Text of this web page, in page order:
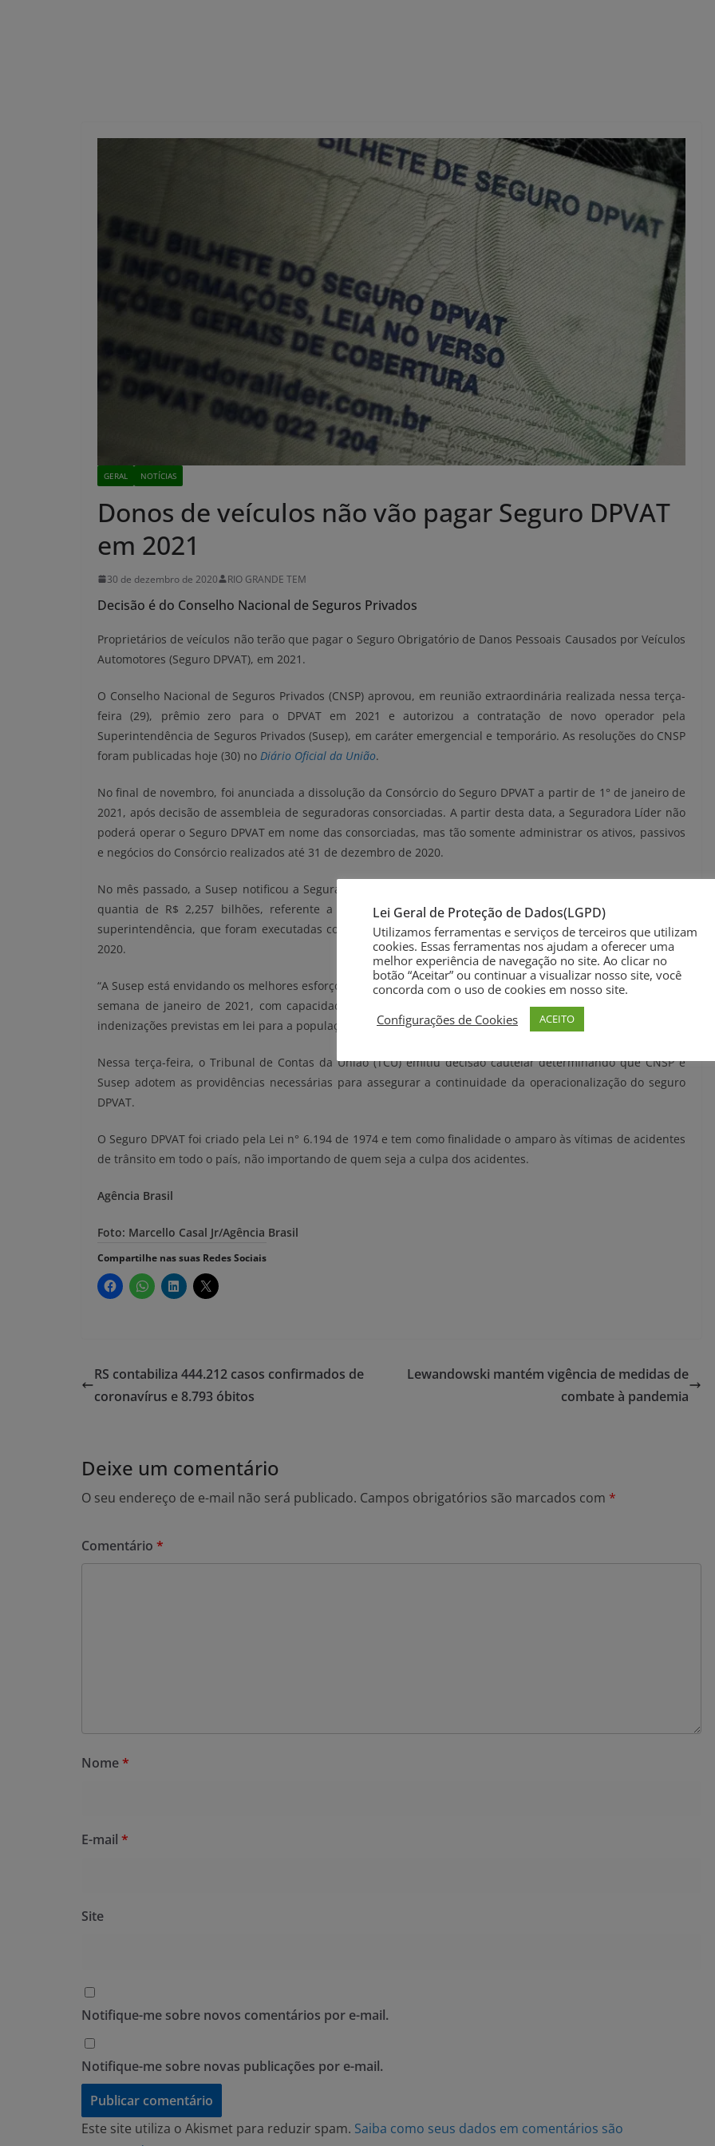
GERAL NOTÍCIAS
Donos de veículos não vão pagar Seguro DPVAT
em 2021
30 de dezembro de 2020 RIO GRANDE TEM
Decisão é do Conselho Nacional de Seguros Privados
Proprietários de veículos não terão que pagar o Seguro Obrigatório de Danos Pessoais Causados por Veículos
Automotores (Seguro DPVAT), em 2021.
O Conselho Nacional de Seguros Privados (CNSP) aprovou, em reunião extraordinária realizada nessa terça-
feira (29), prêmio zero para o DPVAT em 2021 e autorizou a contratação de novo operador pela
Superintendência de Seguros Privados (Susep), em caráter emergencial e temporário. As resoluções do CNSP
foram publicadas hoje (30) no Diário Oficial da União.
No final de novembro, foi anunciada a dissolução da Consórcio do Seguro DPVAT a partir de 1° de janeiro de
2021, após decisão de assembleia de seguradoras consorciadas. A partir desta data, a Seguradora Líder não
poderá operar o Seguro DPVAT em nome das consorciadas, mas tão somente administrar os ativos, passivos
e negócios do Consórcio realizados até 31 de dezembro de 2020.
No mês passado, a Susep notificou a Seguradora Líder a recolher ao caixa dos recursos do Seguro DPVAT a
quantia de R$ 2,257 bilhões, referente a 2.119 despesas consideradas irregulares pela fiscalização da
superintendência, que foram executadas com recursos públicos do seguro DPVAT entre os anos de 2008 e
2020.
“A Susep está envidando os melhores esforços para viabilizar a contratação de pessoa jurídica, já na primeira
semana de janeiro de 2021, com capacidade técnica e operacional para assumir o DPVAT, garantindo as
indenizações previstas em lei para a população brasileira”, diz a superintendência em nota.
Nessa terça-feira, o Tribunal de Contas da União (TCU) emitiu decisão cautelar determinando que CNSP e
Susep adotem as providências necessárias para assegurar a continuidade da operacionalização do seguro
DPVAT.
O Seguro DPVAT foi criado pela Lei n° 6.194 de 1974 e tem como finalidade o amparo às vítimas de acidentes
de trânsito em todo o país, não importando de quem seja a culpa dos acidentes.
Agência Brasil
Foto: Marcello Casal Jr/Agência Brasil
Compartilhe nas suas Redes Sociais
RS contabiliza 444.212 casos confirmados de
coronavírus e 8.793 óbitos
Lewandowski mantém vigência de medidas de
combate à pandemia
Deixe um comentário
O seu endereço de e-mail não será publicado. Campos obrigatórios são marcados com *
Comentário *
Nome*
E-mail *
Site
Notifique-me sobre novos comentários por e-mail.
Notifique-me sobre novas publicações por e-mail.
Este site utiliza o Akismet para reduzir spam. Saiba como seus dados em comentários são
Lei Geral de Proteção de Dados(LGPD)
Utilizamos ferramentas e serviços de terceiros que utilizam
cookies. Essas ferramentas nos ajudam a oferecer uma
melhor experiência de navegação no site. Ao clicar no
botão “Aceitar” ou continuar a visualizar nosso site, você
concorda com o uso de cookies em nosso site.
Configurações de Cookies
ACEITO